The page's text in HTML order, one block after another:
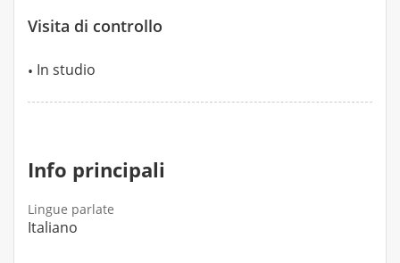
Visita di controllo
In studio
Info principali
Lingue parlate
Italiano